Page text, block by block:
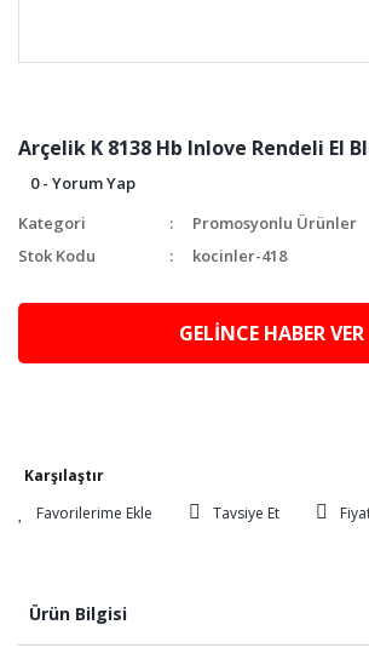
Arçelik K 8138 Hb Inlove Rendeli El
0 - Yorum Yap
Kategori
Promosyonlu Ürünler
Stok Kodu
kocinler-418
GELİNCE HABER VER
Karşılaştır
Tavsiye Et
Ürün Bilgisi